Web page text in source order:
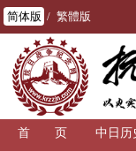
简体版 / 繁體版
首 页 中日历